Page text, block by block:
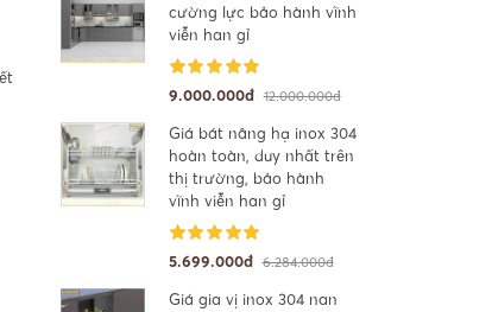
cường lực bảo hành vĩnh
viễn han gỉ
9.000.000đ 12.000.000đ
Giá bát nâng hạ inox 304
hoàn toàn, duy nhất trên
thị trường, bảo hành
vĩnh viễn han gỉ
5.699.000đ 6.284.000đ
Giá gia vị inox 304 nan